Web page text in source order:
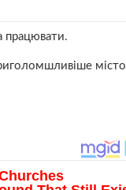
працювати.
місто